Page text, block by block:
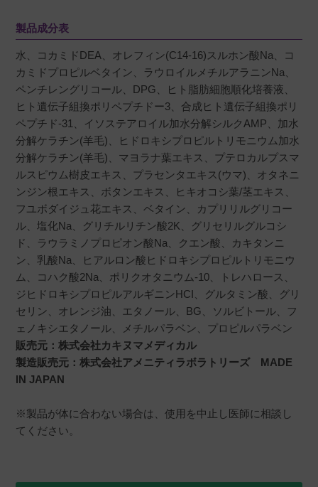
製品成分表
水、コカミドDEA、オレフィン(C14-16)スルホン酸Na、コ
カミドプロピルベタイン、ラウロイルメチルアラニンNa、
ペンチレングリコール、DPG、ヒト脂肪細胞順化培養液、
ヒト遺伝子組換ポリペプチドー3、合成ヒト遺伝子組換ポリ
ペプチド-31、イソステアロイル加水分解シルクAMP、加水
分解ケラチン(羊毛)、ヒドロキシプロピルトリモニウム加水
分解ケラチン(羊毛)、マヨラナ葉エキス、プテロカルプスマ
ルスピウム樹皮エキス、プラセンタエキス(ウマ)、オタネニ
ンジン根エキス、ボタンエキス、ヒキオコシ葉/茎エキス、
フユボダイジュ花エキス、ベタイン、カプリリルグリコー
ル、塩化Na、グリチルリチン酸2K、グリセリルグルコシ
ド、ラウラミノプロピオン酸Na、クエン酸、カキタンニ
ン、乳酸Na、ヒアルロン酸ヒドロキシプロピルトリモニウ
ム、コハク酸2Na、ポリクオタニウム-10、トレハロース、
ジヒドロキシプロピルアルギニンHCI、グルタミン酸、グリ
セリン、オレンジ油、エタノール、BG、ソルビトール、フ
ェノキシエタノール、メチルパラベン、プロピルパラベン
販売元：株式会社カキヌマメディカル
製造販売元：株式会社アメニティラボラトリーズ MADE
IN JAPAN
※製品が体に合わない場合は、使用を中止し医師に相談し
てください。